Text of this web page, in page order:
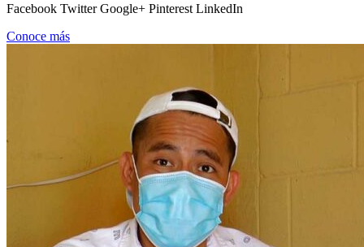
Facebook Twitter Google+ Pinterest LinkedIn
Conoce más